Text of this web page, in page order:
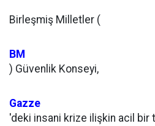
Birleşmiş Milletler (
BM
) Güvenlik Konseyi,
Gazze
'deki insani krize ilişkin acil bir